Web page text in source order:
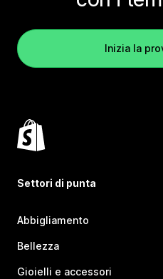
Inizia la
Settori di punta
Abbigliamento
Bellezza
Gioielli e accessori